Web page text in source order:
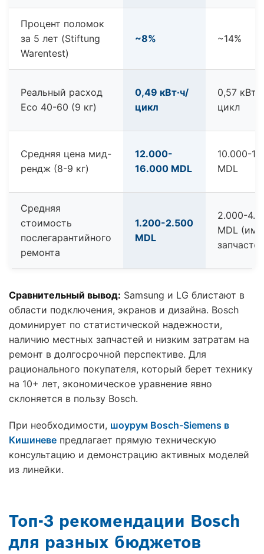
Процент поломок
за 5 лет (Stiftung
Warentest)
~8% ~14%
Реальный расход
Eco 40-60 (9 кг)
0,49 кВт·ч/
цикл
0,57
цикл
Средняя цена мид-
рендж (8-9 кг)
12.000-
16.000 MDL
10.000-
MDL
Средняя
стоимость
послегарантийного
ремонта
1.200-2.500
MDL
2.000-
MDL
Сравнительный вывод: Samsung и LG блистают в
области подключения, экранов и дизайна. Bosch
доминирует по статистической надежности,
наличию местных запчастей и низким затратам на
ремонт в долгосрочной перспективе. Для
рационального покупателя, который берет технику
на 10+ лет, экономическое уравнение явно
склоняется в пользу Bosch.
При необходимости, шоурум Bosch-Siemens в
Кишиневе предлагает прямую техническую
консультацию и демонстрацию активных моделей
из линейки.
Топ-3 рекомендации Bosch
для разных бюджетов